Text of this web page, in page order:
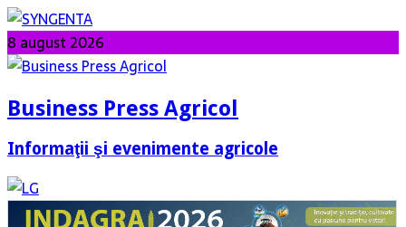
8 august 2026
Business Press Agricol
Informaţii şi evenimente agricole